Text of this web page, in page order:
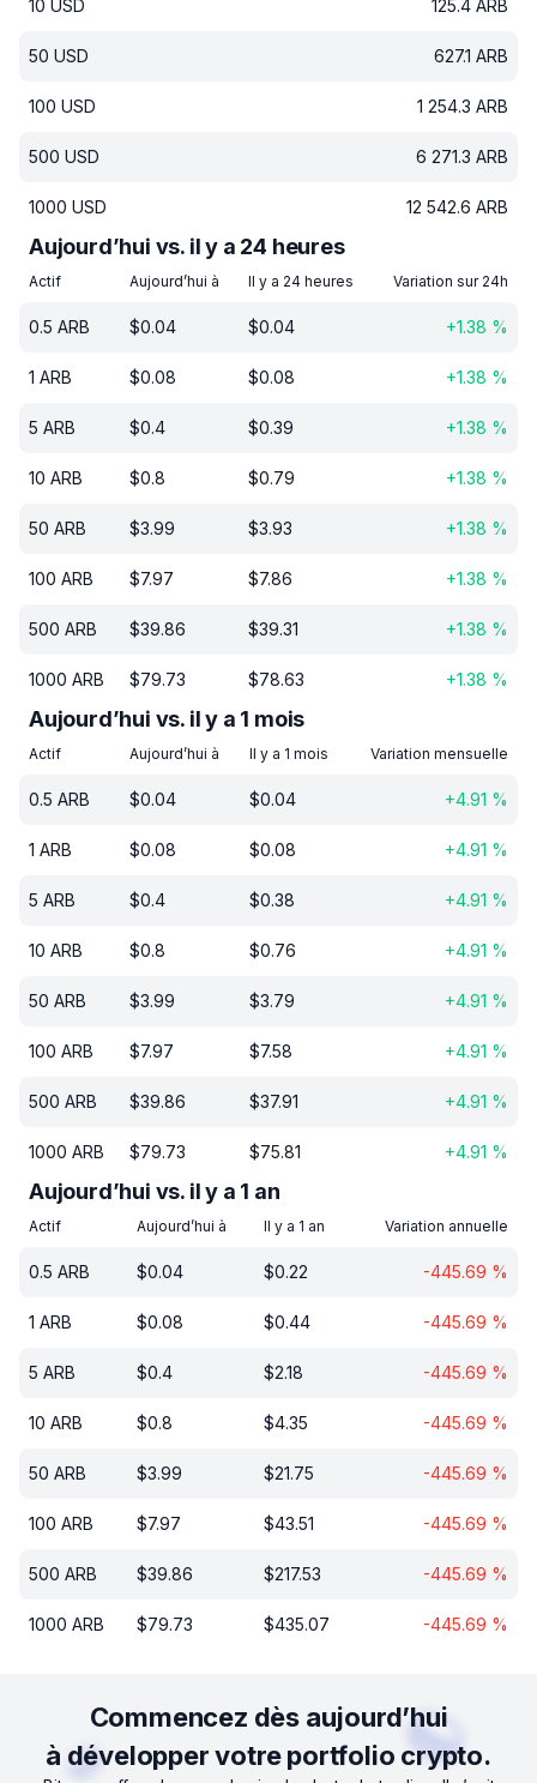
10 USD 125.4 ARB
50 USD 627.1 ARB
100 USD 1 254.3 ARB
500 USD 6 271.3 ARB
1000 USD 12 542.6 ARB
Aujourd’hui vs. il y a 24 heures
Actif Aujourd’hui à Il y a 24 heures Variation sur 24h
0.5 ARB $0.04 $0.04 +1.38 %
1 ARB $0.08 $0.08 +1.38 %
5 ARB $0.4 $0.39 +1.38 %
10 ARB $0.8 $0.79 +1.38 %
50 ARB $3.99 $3.93 +1.38 %
100 ARB $7.97 $7.86 +1.38 %
500 ARB $39.86 $39.31 +1.38 %
1000 ARB $79.73 $78.63 +1.38 %
Aujourd’hui vs. il y a 1 mois
Actif Aujourd’hui à Il y a 1 mois Variation mensuelle
0.5 ARB $0.04 $0.04 +4.91 %
1 ARB $0.08 $0.08 +4.91 %
5 ARB $0.4 $0.38 +4.91 %
10 ARB $0.8 $0.76 +4.91 %
50 ARB $3.99 $3.79 +4.91 %
100 ARB $7.97 $7.58 +4.91 %
500 ARB $39.86 $37.91 +4.91 %
1000 ARB $79.73 $75.81 +4.91 %
Aujourd’hui vs. il y a 1 an
Actif Aujourd’hui à Il y a 1 an Variation annuelle
0.5 ARB $0.04 $0.22 -445.69 %
1 ARB $0.08 $0.44 -445.69 %
5 ARB $0.4 $2.18 -445.69 %
10 ARB $0.8 $4.35 -445.69 %
50 ARB $3.99 $21.75 -445.69 %
100 ARB $7.97 $43.51 -445.69 %
500 ARB $39.86 $217.53 -445.69 %
1000 ARB $79.73 $435.07 -445.69 %
Commencez dès aujourd’hui
à développer votre portfolio crypto.